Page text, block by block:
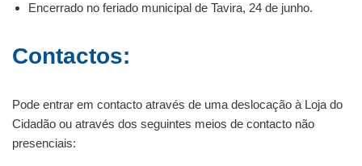
Encerrado no feriado municipal de Tavira, 24 de junho.
Contactos:
Pode entrar em contacto através de uma deslocação à Loja do
Cidadão ou através dos seguintes meios de contacto não
presenciais: